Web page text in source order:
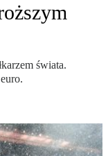
świata.